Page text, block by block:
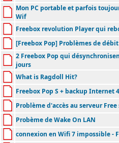
Mon PC portable et parfois
Wif
Freebox revolution Player qui
[Freebox Pop] Problèmes de
2 Freebox Pop qui
jours
What is Ragdoll Hit?
Freebox Pop S + backup Internet
Problème d'accès au serveur Free
Probème de Wake On LAN
connexion en Wifi 7 impossible -